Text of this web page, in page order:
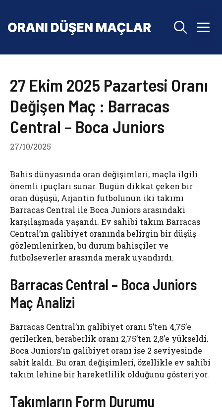
27 Ekim 2025 Pazartesi Oranı
Değişen Maç : Barracas
Central – Boca Juniors
27/10/2025
Bahis dünyasında oran değişimleri, maçla ilgili
önemli ipuçları sunar. Bugün dikkat çeken bir
oran düşüşü, Arjantin futbolunun iki takımı
Barracas Central ile Boca Juniors arasındaki
karşılaşmada yaşandı. Ev sahibi takım Barracas
Central’ın galibiyet oranında belirgin bir düşüş
gözlemlenirken, bu durum bahisçiler ve
futbolseverler arasında merak uyandırdı.
Barracas Central – Boca Juniors
Maç Analizi
Barracas Central’ın galibiyet oranı 5’ten 4,75’e
gerilerken, beraberlik oranı 2,75’ten 2,8’e yükseldi.
Boca Juniors’ın galibiyet oranı ise 2 seviyesinde
sabit kaldı. Bu oran değişimleri, özellikle ev sahibi
takım lehine bir hareketlilik olduğunu gösteriyor.
Takımların Form Durumu